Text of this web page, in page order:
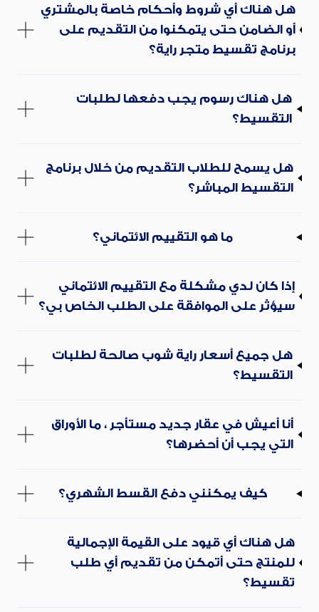
هل هناك أي شروط وأحكام خاصة بالمشتري
أو الضامن حتى يتمكنوا من التقديم على
برنامج تقسيط متجر راية؟
هل هناك رسوم يجب دفعها لطلبات
التقسيط؟
هل يسمح للطلاب التقديم من خلال برنامج
التقسيط المباشر؟
ما هو التقييم الائتماني؟
إذا كان لدي مشكلة مع التقييم الائتماني
سيؤثر على الموافقة على الطلب الخاص بي؟
هل جميع أسعار راية شوب صالحة لطلبات
التقسيط؟
أنا أعيش في عقار جديد مستأجر ، ما الأوراق
التي يجب أن أحضرها؟
كيف يمكنني دفع القسط الشهري؟
هل هناك أي قيود على القيمة الإجمالية
للمنتج حتى أتمكن من تقديم أي طلب
تقسيط؟